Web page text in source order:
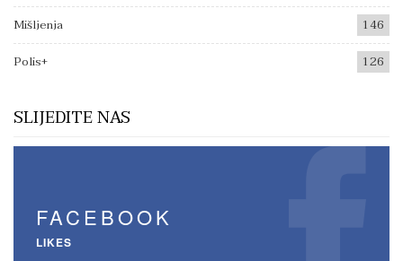
Mišljenja
146
Polis+
126
SLIJEDITE NAS
FACEBOOK
LIKES